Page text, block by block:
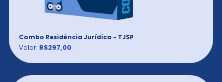
Combo Residência Jurídica - TJSP
Valor: R$297,00